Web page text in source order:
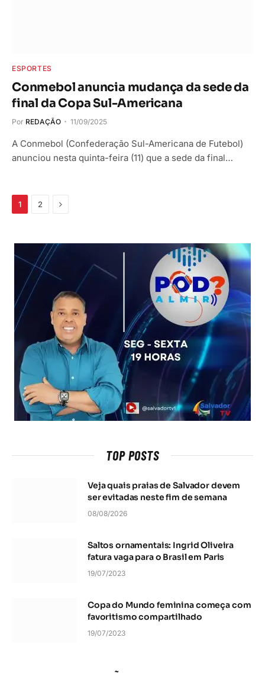
ESPORTES
Conmebol anuncia mudança da sede da
final da Copa Sul-Americana
Por REDAÇÃO 11/09/2025
A Conmebol (Confederação Sul-Americana de Futebol)
anunciou nesta quinta-feira (11) que a sede da final…
1 2 Próximo
TOP POSTS
Veja quais praias de Salvador devem
ser evitadas neste fim de semana
08/08/2026
Saltos ornamentais: Ingrid Oliveira
fatura vaga para o Brasil em Paris
19/07/2023
Copa do Mundo feminina começa com
favoritismo compartilhado
19/07/2023